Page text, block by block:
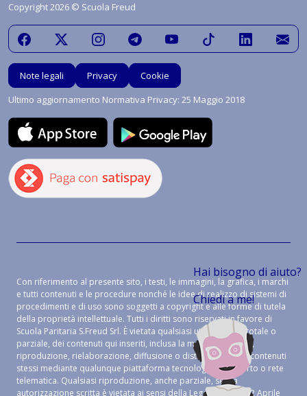
Hai bisogno di aiuto?
Chiedi a me!
Copyright 2026 © Scuola Freud
Note legali Privacy
Cookie
Ultimo aggiornamento Normativa Privacy: 25 Maggio 2018
Con riferimento al presente sito, i testi, le immagini, la grafica, i marchi
e tutti contenuti e le procedure nonché le idee di realizzo di sistemi di
procedimenti e di uso sono soggetti a copyright e alle forme di tutela
della proprietà intellettuale. Tutti i diritti sono riservati in favore di
Scuola Paritaria S.Freud Srl. È vietata qualsiasi utilizzazione, totale o
parziale, dei contenuti qui inseriti, inclusa la memorizzazione,
riproduzione, rielaborazione, diffusione o distribuzione dei contenuti
stessi mediante qualunque piattaforma tecnologica, supporto o rete
telematica. Qualsiasi riproduzione, anche parziale, senza
autorizzazione scritta è vietata ai sensi della Legge 633 del 22 Aprile